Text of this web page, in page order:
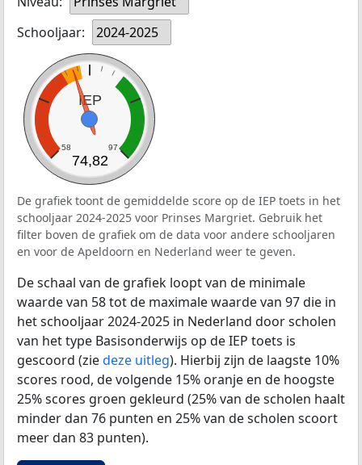
Schooljaar:
2024-2025
IEP
58 97
74,82
De grafiek toont de gemiddelde score op de IEP toets in het
schooljaar 2024-2025 voor Prinses Margriet. Gebruik het
filter boven de grafiek om de data voor andere schooljaren
en voor de Apeldoorn en Nederland weer te geven.
De schaal van de grafiek loopt van de minimale
waarde van 58 tot de maximale waarde van 97 die in
het schooljaar 2024-2025 in Nederland door scholen
van het type Basisonderwijs op de IEP toets is
gescoord (ziedeze uitleg). Hierbij zijn de laagste 10%
scores rood, de volgende 15% oranje en de hoogste
25% scores groen gekleurd (25% van de scholen haalt
minder dan 76 punten en 25% van de scholen scoort
meer dan 83 punten).